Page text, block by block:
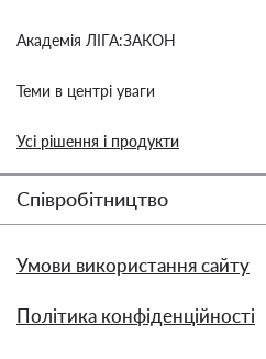
Академія ЛІГА:ЗАКОН
Теми в центрі уваги
Усі рішення і продукти
Співробітництво
Умови використання сайту
Політика конфіденційності